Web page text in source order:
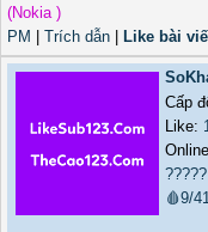
(Nokia )
PM
Trích dẫn Like bài
Cấp
Like:
?????
🩸9/